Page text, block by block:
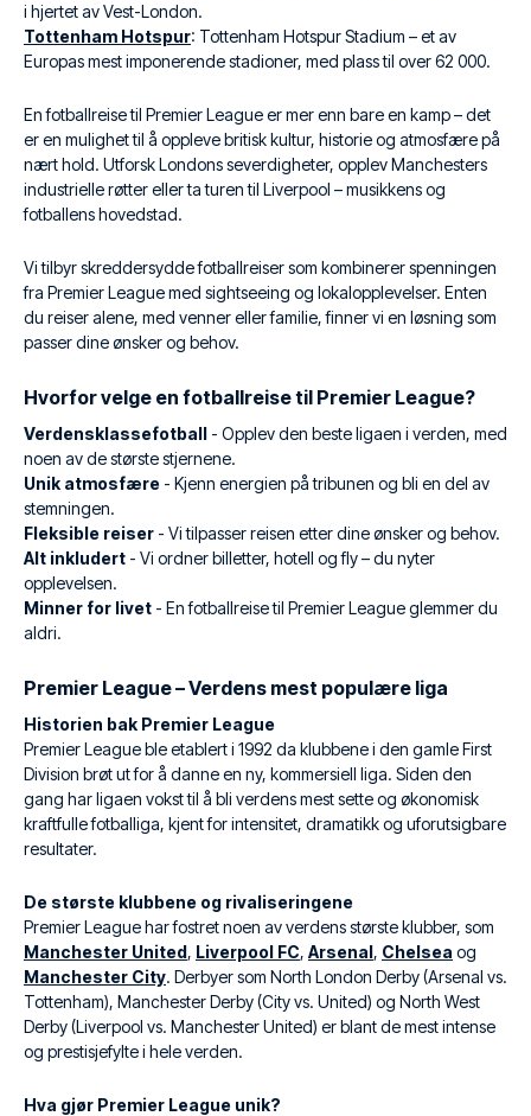
i hjertet av Vest-London.
Tottenham Hotspur: Tottenham Hotspur Stadium – et av
Europas mest imponerende stadioner, med plass til over 62 000.
En fotballreise til Premier League er mer enn bare en kamp – det
er en mulighet til å oppleve britisk kultur, historie og atmosfære på
nært hold. Utforsk Londons severdigheter, opplev Manchesters
industrielle røtter eller ta turen til Liverpool – musikkens og
fotballens hovedstad.
Vi tilbyr skreddersydde fotballreiser som kombinerer spenningen
fra Premier League med sightseeing og lokalopplevelser. Enten
du reiser alene, med venner eller familie, finner vi en løsning som
passer dine ønsker og behov.
Hvorfor velge en fotballreise til Premier League?
Verdensklassefotball - Opplev den beste ligaen i verden, med
noen av de største stjernene.
Unik atmosfære - Kjenn energien på tribunen og bli en del av
stemningen.
Fleksible reiser - Vi tilpasser reisen etter dine ønsker og behov.
Alt inkludert - Vi ordner billetter, hotell og fly – du nyter
opplevelsen.
Minner for livet - En fotballreise til Premier League glemmer du
aldri.
Premier League – Verdens mest populære liga
Historien bak Premier League
Premier League ble etablert i 1992 da klubbene i den gamle First
Division brøt ut for å danne en ny, kommersiell liga. Siden den
gang har ligaen vokst til å bli verdens mest sette og økonomisk
kraftfulle fotballiga, kjent for intensitet, dramatikk og uforutsigbare
resultater.
De største klubbene og rivaliseringene
Premier League har fostret noen av verdens største klubber, som
Manchester United, Liverpool FC, Arsenal, Chelsea og
Manchester City. Derbyer som North London Derby (Arsenal vs.
Tottenham), Manchester Derby (City vs. United) og North West
Derby (Liverpool vs. Manchester United) er blant de mest intense
og prestisjefylte i hele verden.
Hva gjør Premier League unik?